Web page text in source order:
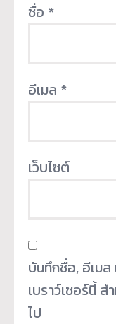
ชื่อ *
อีเมล *
เว็บไซต์
บันทึกชื่อ, อีเม
เบราว์เซอร์นี้
ไป